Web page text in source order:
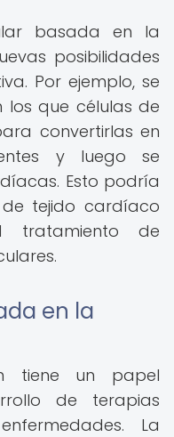
basada en la
posibilidades
Por ejemplo, se
los que células de
convertirlas en
y luego se
Esto podría
tejido cardíaco
de
en la
tiene un papel
de terapias
La